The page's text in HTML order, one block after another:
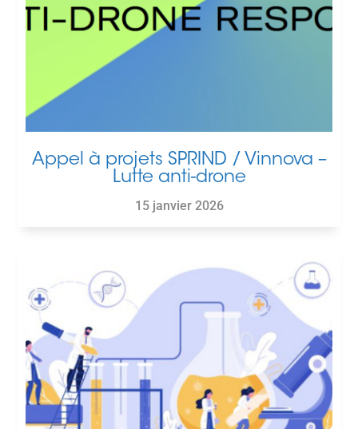
Appel à projets SPRIND / Vinnova –
Lutte anti-drone
15 janvier 2026